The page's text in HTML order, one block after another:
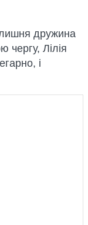
дружина
чергу, Лілія
і